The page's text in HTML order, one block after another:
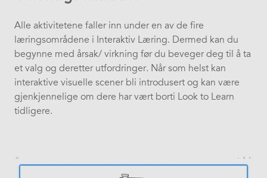
Alle aktivitetene faller inn under en av de fire
læringsområdene i Interaktiv Læring. Dermed kan du
begynne med årsak/ virkning før du beveger deg til å ta
et valg og deretter utfordringer. Når som helst kan
interaktive visuelle scener bli introdusert og kan være
gjenkjennelige om dere har vært borti Look to Learn
tidligere.